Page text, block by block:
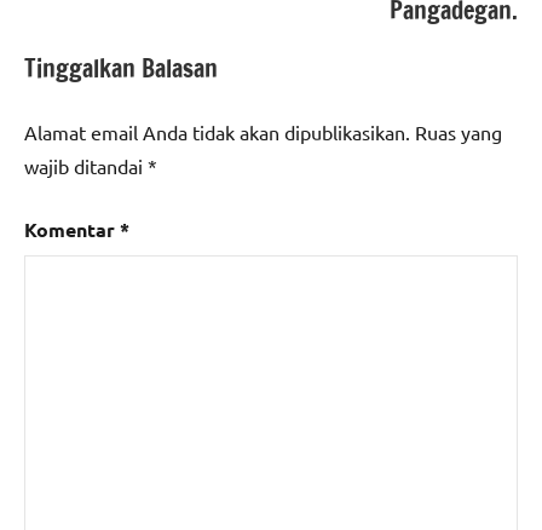
Pangadegan.
Tinggalkan Balasan
Alamat email Anda tidak akan dipublikasikan. Ruas yang
wajib ditandai *
Komentar*